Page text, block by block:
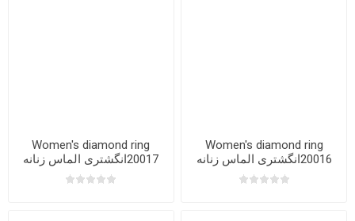
Women's diamond ring
20016انگشتری الماس زنانه
Women's diamond ring
20017انگشتری الماس زنانه